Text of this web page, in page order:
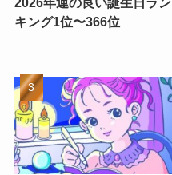
キング1位〜366位